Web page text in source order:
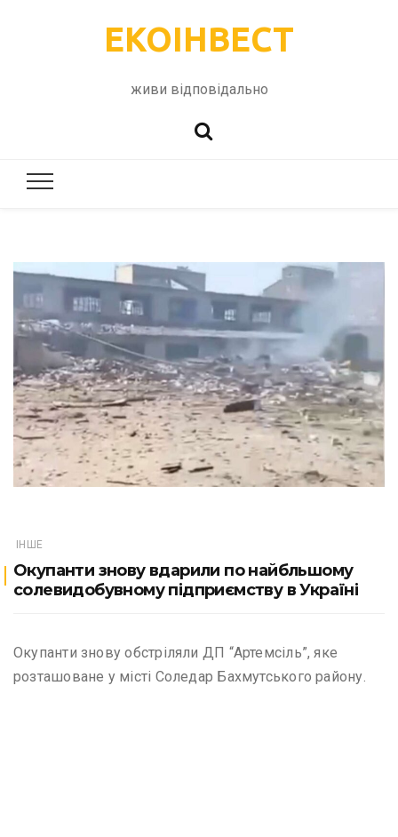
ЕКОІНВЕСТ
живи відповідально
ІНШЕ
Окупанти знову вдарили по найбльшому
солевидобувному підприємству в Україні
Окупанти знову обстріляли ДП “Артемсіль”, яке
розташоване у місті Соледар Бахмутського району.